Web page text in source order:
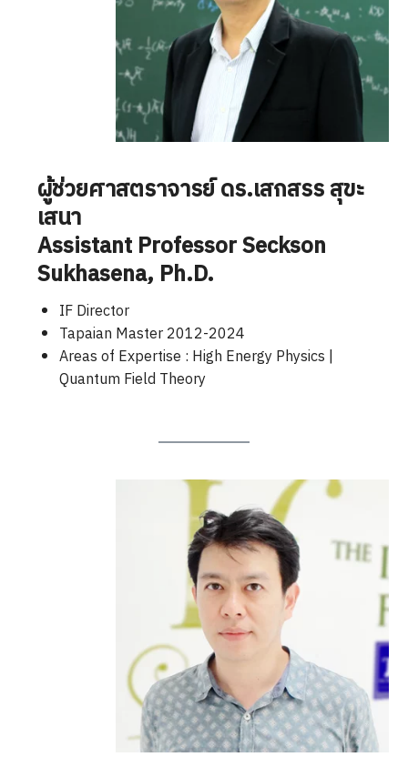
ผู้ช่วยศาสตราจารย์ ดร.เสกสรร สุขะ
เสนา
Assistant ProfessorSeckson
Sukhasena, Ph.D.
IF Director
Tapaian Master 2012-2024
Areas of Expertise : High Energy Physics |
Quantum Field Theory